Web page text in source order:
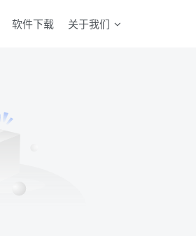
软件下载 关于我们